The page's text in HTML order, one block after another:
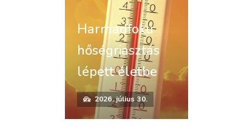
Harmadfokú
hőségriasztás
lépett életbe
2026. július 30.